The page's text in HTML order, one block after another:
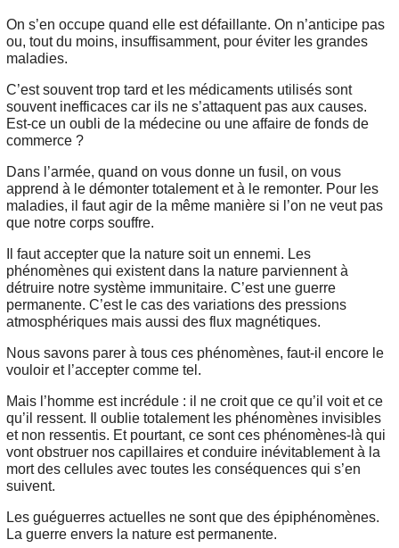
On s’en occupe quand elle est défaillante. On n’anticipe pas
ou, tout du moins, insuffisamment, pour éviter les grandes
maladies.
C’est souvent trop tard et les médicaments utilisés sont
souvent inefficaces car ils ne s’attaquent pas aux causes.
Est-ce un oubli de la médecine ou une affaire de fonds de
commerce ?
Dans l’armée, quand on vous donne un fusil, on vous
apprend à le démonter totalement et à le remonter. Pour les
maladies, il faut agir de la même manière si l’on ne veut pas
que notre corps souffre.
Il faut accepter que la nature soit un ennemi. Les
phénomènes qui existent dans la nature parviennent à
détruire notre système immunitaire. C’est une guerre
permanente. C’est le cas des variations des pressions
atmosphériques mais aussi des flux magnétiques.
Nous savons parer à tous ces phénomènes, faut-il encore le
vouloir et l’accepter comme tel.
Mais l’homme est incrédule : il ne croit que ce qu’il voit et ce
qu’il ressent. Il oublie totalement les phénomènes invisibles
et non ressentis. Et pourtant, ce sont ces phénomènes-là qui
vont obstruer nos capillaires et conduire inévitablement à la
mort des cellules avec toutes les conséquences qui s’en
suivent.
Les guéguerres actuelles ne sont que des épiphénomènes.
La guerre envers la nature est permanente.